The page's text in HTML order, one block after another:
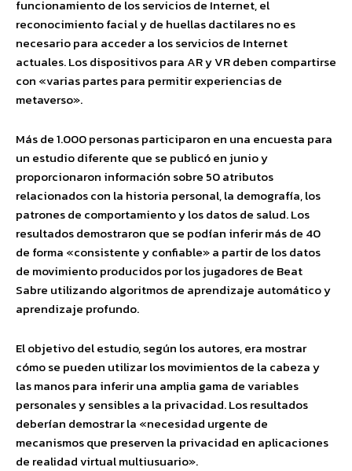
funcionamiento de los servicios de Internet, el
reconocimiento facial y de huellas dactilares no es
necesario para acceder a los servicios de Internet
actuales. Los dispositivos para AR y VR deben compartirse
con «varias partes para permitir experiencias de
metaverso».
Más de 1.000 personas participaron en una encuesta para
un estudio diferente que se publicó en junio y
proporcionaron información sobre 50 atributos
relacionados con la historia personal, la demografía, los
patrones de comportamiento y los datos de salud. Los
resultados demostraron que se podían inferir más de 40
de forma «consistente y confiable» a partir de los datos
de movimiento producidos por los jugadores de Beat
Sabre utilizando algoritmos de aprendizaje automático y
aprendizaje profundo.
El objetivo del estudio, según los autores, era mostrar
cómo se pueden utilizar los movimientos de la cabeza y
las manos para inferir una amplia gama de variables
personales y sensibles a la privacidad. Los resultados
deberían demostrar la «necesidad urgente de
mecanismos que preserven la privacidad en aplicaciones
de realidad virtual multiusuario».